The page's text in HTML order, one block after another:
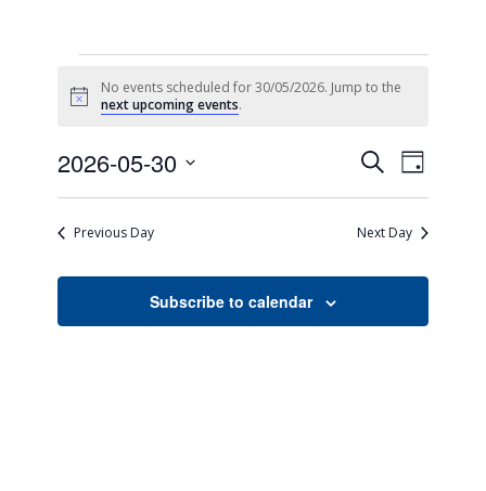
Notice
No events scheduled for 30/05/2026. Jump to the
next upcoming events.
Events
Search
and
SearchEvent
Views
Day
2026-05-30
Previous Day
Next Day
Subscribe to calendar